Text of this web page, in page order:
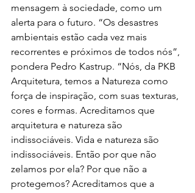
mensagem à sociedade, como um
alerta para o futuro. “Os desastres
ambientais estão cada vez mais
recorrentes e próximos de todos nós”,
pondera Pedro Kastrup. “Nós, da PKB
Arquitetura, temos a Natureza como
força de inspiração, com suas texturas,
cores e formas. Acreditamos que
arquitetura e natureza são
indissociáveis. Vida e natureza são
indissociáveis. Então por que não
zelamos por ela? Por que não a
protegemos? Acreditamos que a